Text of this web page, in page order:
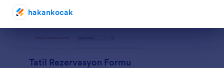
hakankocak
Tatil Rezervasyon Formu